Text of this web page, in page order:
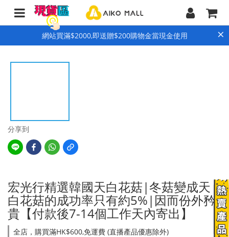
網站買滿$2000,即送贈$200購物金當現金使用 ×
分享到
宏光行精選韓國天白花菇|冬菇變成天
白花菇的成功率只有約5%|因而份外矜
貴【付款後7-14個工作天內寄出】
全店，購買滿HK$600,免運費 (直播產品優惠除外)